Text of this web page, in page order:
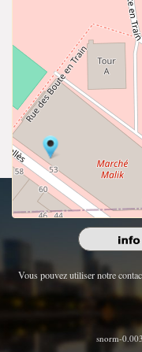
droits d'auteur
Vous pouvez utiliser notre
snorm-